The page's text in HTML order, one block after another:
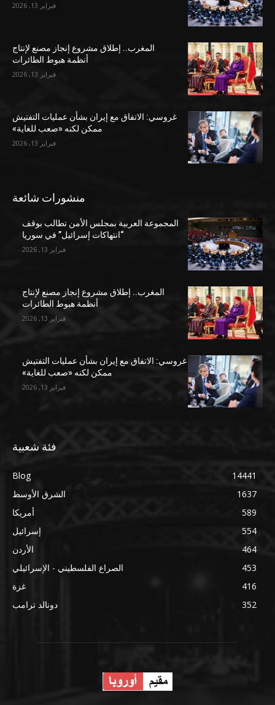
فبراير 13, 2026
المغرب.. إطلاق مشروع إنجاز مصنع لإنتاج
أنظمة هبوط الطائرات
فبراير 13, 2026
غروسي: الاتفاق مع إيران بشأن عمليات التفتيش
ممكن لكنه «صعب للغاية»
فبراير 13, 2026
منشورات شائعة
المجموعة العربية بمجلس الأمن تطالب بوقف
“انتهاكات إسرائيل” في سوريا
فبراير 13, 2026
المغرب.. إطلاق مشروع إنجاز مصنع لإنتاج
أنظمة هبوط الطائرات
فبراير 13, 2026
غروسي: الاتفاق مع إيران بشأن عمليات التفتيش
ممكن لكنه «صعب للغاية»
فبراير 13, 2026
فئة شعبية
Blog
14441
الشرق الأوسط
1637
أمريكا
589
إسرائيل
554
الأردن
464
الصراع الفلسطيني - الإسرائيلي
453
غزة
416
دونالد ترامب
352